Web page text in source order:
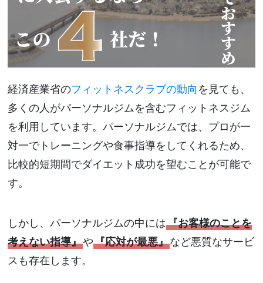
経済産業省のフィットネスクラブの動向 を見ても、
多くの人がパーソナルジムを含むフィットネスジム
を利用しています。パーソナルジムでは、プロが一
対一でトレーニングや食事指導をしてくれるため、
比較的短期間でダイエット成功を望むことが可能で
す。
しかし、パーソナルジムの中には『お客様のことを
考えない指導』や『応対が最悪』など悪質なサービ
スも存在します。